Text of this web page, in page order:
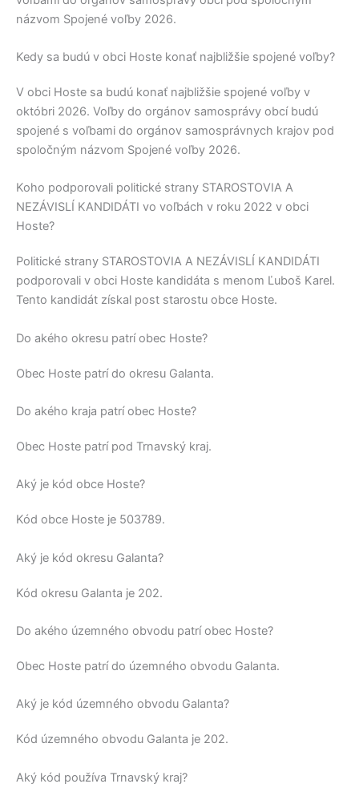
názvom Spojené voľby 2026.
Kedy sa budú v obci Hoste konať najbližšie spojené voľby?
V obci Hoste sa budú konať najbližšie spojené voľby v
októbri 2026. Voľby do orgánov samosprávy obcí budú
spojené s voľbami do orgánov samosprávnych krajov pod
spoločným názvom Spojené voľby 2026.
Koho podporovali politické strany STAROSTOVIA A
NEZÁVISLÍ KANDIDÁTI vo voľbách v roku 2022 v obci
Hoste?
Politické strany STAROSTOVIA A NEZÁVISLÍ KANDIDÁTI
podporovali v obci Hoste kandidáta s menom Ľuboš Karel.
Tento kandidát získal post starostu obce Hoste.
Do akého okresu patrí obec Hoste?
Obec Hoste patrí do okresu Galanta.
Do akého kraja patrí obec Hoste?
Obec Hoste patrí pod Trnavský kraj.
Aký je kód obce Hoste?
Kód obce Hoste je 503789.
Aký je kód okresu Galanta?
Kód okresu Galanta je 202.
Do akého územného obvodu patrí obec Hoste?
Obec Hoste patrí do územného obvodu Galanta.
Aký je kód územného obvodu Galanta?
Kód územného obvodu Galanta je 202.
Aký kód používa Trnavský kraj?